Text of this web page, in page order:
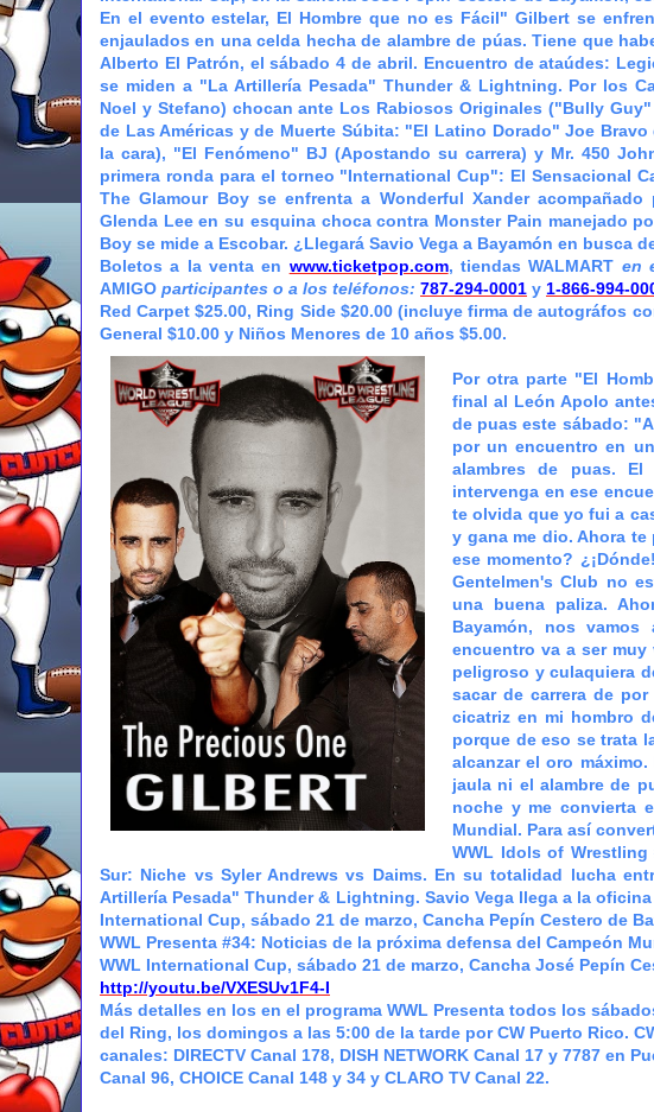
En el evento estelar, El Hombre que no es Fácil" Gilbert se
enjaulados en una celda hecha de alambre de púas. Tiene que
Alberto El Patrón, el sábado 4 de abril. Encuentro de ataúdes:
se miden a "La Artillería Pesada" Thunder & Lightning. Por los
Noel y Stefano) chocan ante Los Rabiosos Originales ("Bully
de Las Américas y de Muerte Súbita: "El Latino Dorado" Joe
la cara), "El Fenómeno" BJ (Apostando su carrera) y Mr. 450
primera ronda para el torneo "International Cup": El Sensacional
The Glamour Boy se enfrenta a Wonderful Xander
Glenda Lee en su esquina choca contra Monster Pain manejado
Boy se mide a Escobar. ¿Llegará Savio Vega a Bayamón en busca
Boletos a la venta en www.ticketpop.com, tiendasWALMART en
AMIGO participantes o a los teléfonos: 787-294-0001 y 1-866-994-
Red Carpet $25.00, Ring Side $20.00 (incluye firma de autográfos
General $10.00 y Niños Menores de 10 años $5.00.
Por otra parte "El
final al León Apolo
de puas este sábado:
por un encuentro en
alambres de puas.
intervenga en ese
te olvida que yo fui a
y gana me dio. Ahora
ese momento?
Gentelmen's Club no
una buena paliza.
Bayamón, nos
encuentro va a ser
peligroso y culaquiera
sacar de carrera de
cicatriz en mi hombro
porque de eso se trata
alcanzar el oro
jaula ni el alambre de
noche y me convierta
Mundial. Para así
WWL Idols of Wrestling
Sur: Niche vs Syler Andrews vs Daims. En su totalidad lucha
Artillería Pesada" Thunder & Lightning. Savio Vega llega a la
International Cup, sábado 21 de marzo, Cancha Pepín Cestero de
WWL Presenta #34: Noticias de la próxima defensa del Campeón
WWL International Cup, sábado 21 de marzo, Cancha José Pepín
http://youtu.be/VXESUv1F4-I
Más detalles en los en el programa WWL Presenta todos los
del Ring, los domingos a las 5:00 de la tarde por CW Puerto Rico.
canales: DIRECTV Canal 178, DISH NETWORK Canal 17 y 7787 en
Canal 96, CHOICE Canal 148 y 34 y CLARO TV Canal 22.